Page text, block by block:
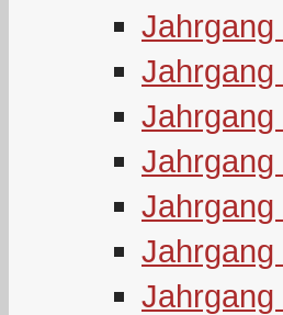
Jahrgang
Jahrgang
Jahrgang
Jahrgang
Jahrgang
Jahrgang
Jahrgang